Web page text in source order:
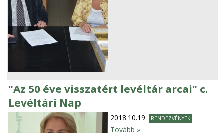
"Az 50 éve visszatért levéltár arcai" c.
Levéltári Nap
2018.10.19. RENDEZVÉNYEK
Tovább »